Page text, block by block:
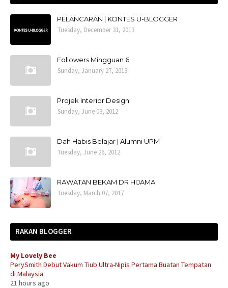
PELANCARAN | KONTES U-BLOGGER
Tuesday, December 31, 2013
Followers Mingguan 6
Sunday, January 27, 2013
Projek Interior Design
Sunday, June 03, 2012
Dah Habis Belajar | Alumni UPM
Tuesday, June 26, 2012
RAWATAN BEKAM DR HIJAMA
Tuesday, March 07, 2017
RAKAN BLOGGER
My Lovely Bee
PerySmith Debut Vakum Tiub Ultra-Nipis Pertama Buatan Tempatan
di Malaysia
21 hours ago